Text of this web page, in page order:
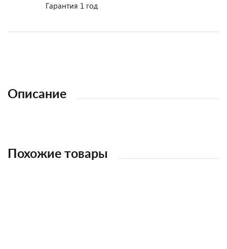
Гарантия 1 год
Описание
Похожие товары